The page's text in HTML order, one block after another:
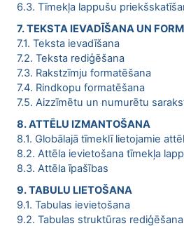
6.3. Tīmekļa lappušu
7. TEKSTA IEVADĪŠANA UN
7.1. Teksta ievadīšana
7.2. Teksta rediģēšana
7.3. Rakstzīmju formatēšana
7.4. Rindkopu formatēšana
7.5. Aizzīmētu un numurētu
8. ATTĒLU IZMANTOŠANA
8.1. Globālajā tīmeklī lietojamie
8.2. Attēla ievietošana tīmekļa
8.3. Attēla īpašības
9. TABULU LIETOŠANA
9.1. Tabulas ievietošana
9.2. Tabulas struktūras rediģēšana